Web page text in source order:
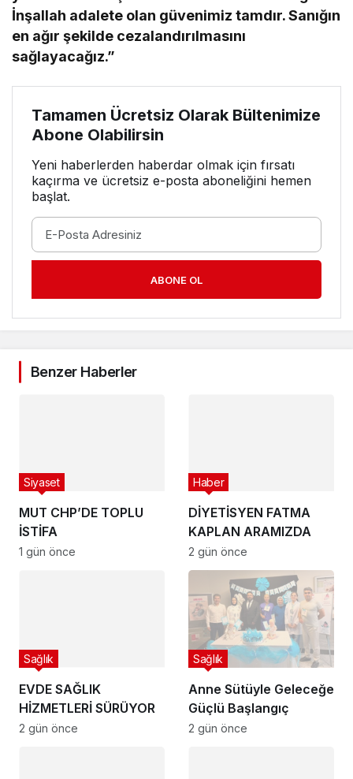
İnşallah adalete olan güvenimiz tamdır. Sanığın
en ağır şekilde cezalandırılmasını
sağlayacağız.”
Tamamen Ücretsiz Olarak Bültenimize
Abone Olabilirsin
Yeni haberlerden haberdar olmak için fırsatı
kaçırma ve ücretsiz e-posta aboneliğini hemen
başlat.
ABONE OL
Benzer Haberler
MUT CHP’DE TOPLU
İSTİFA
Siyaset
1 gün önce
DİYETİSYEN FATMA
KAPLAN ARAMIZDA
Haber
2 gün önce
EVDE SAĞLIK
HİZMETLERİ SÜRÜYOR
Sağlık
2 gün önce
Anne Sütüyle Geleceğe
Güçlü Başlangıç
Sağlık
2 gün önce